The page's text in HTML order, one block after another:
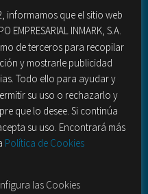
informamos que el sitio web
INMARK, S.A.
de terceros para recopilar
y mostrarle publicidad
Todo ello para ayudar y
su uso o rechazarlo y
que lo desee. Si continúa
su uso. Encontrará más
Política de Cookies
las Cookies